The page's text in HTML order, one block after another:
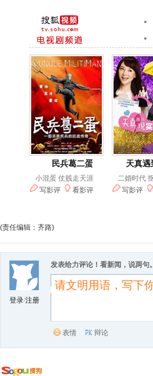
(责任编辑：齐路)
登录/注册
发表给力评论！看新闻，说两句。
表情 辩论